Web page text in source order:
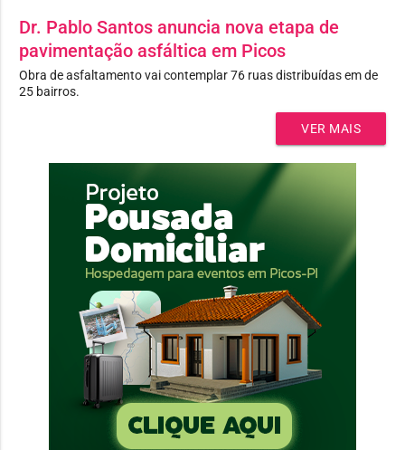
Dr. Pablo Santos anuncia nova etapa de
pavimentação asfáltica em Picos
Obra de asfaltamento vai contemplar 76 ruas distribuídas em de
25 bairros.
VER MAIS